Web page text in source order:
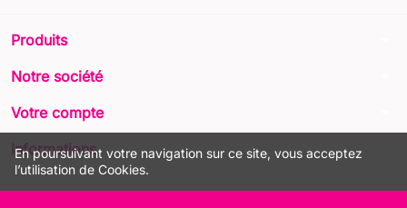
En poursuivant votre navigation sur ce site, vous acceptez
l’utilisation de Cookies.
Produits
Notre société
Votre compte
Informations